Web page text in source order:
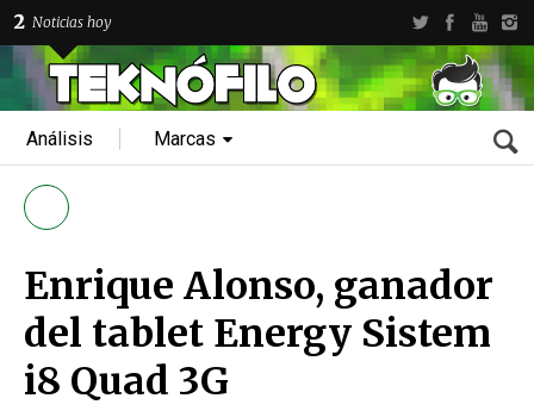
2 Noticias hoy
Análisis Marcas
Enrique Alonso, ganador
del tablet Energy Sistem
i8 Quad 3G